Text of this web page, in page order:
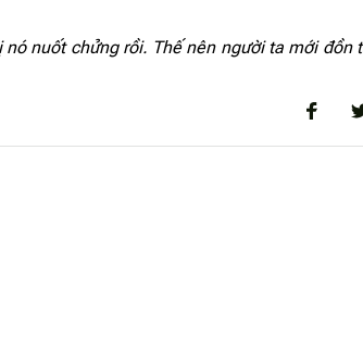
nuốt chửng rồi. Thế nên người ta mới đồn